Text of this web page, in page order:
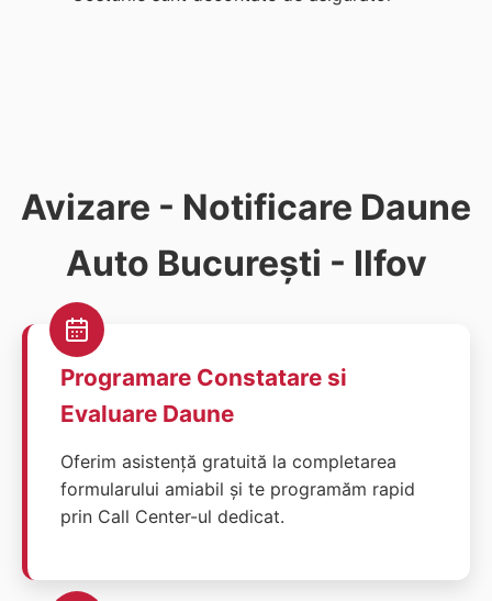
Avizare - Notificare Daune
Auto București - Ilfov
Programare Constatare si
Evaluare Daune
Oferim asistență gratuită la completarea
formularului amiabil și te programăm rapid
prin Call Center-ul dedicat.